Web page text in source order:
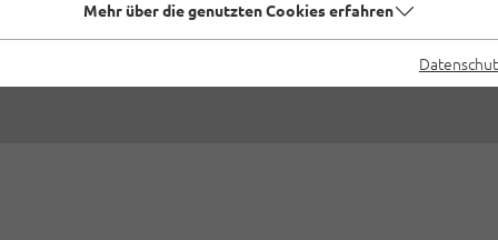
vonSusa Schreiner | Outdoorregion Imst, Kletter- &
Mehr über die genutzten Cookies erfahren